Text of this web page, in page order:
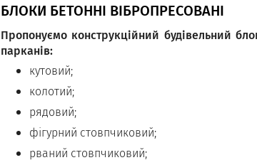
БЛОКИ БЕТОННІ ВІБРОПРЕСОВАНІ
Пропонуємо конструкційний будівельний
парканів:
кутовий;
колотий;
рядовий;
фігурний стовпчиковий;
рваний стовпчиковий;